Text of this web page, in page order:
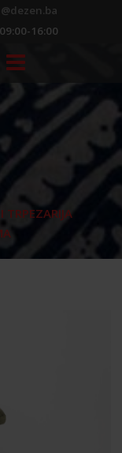
16:00
TRPEZARIJA